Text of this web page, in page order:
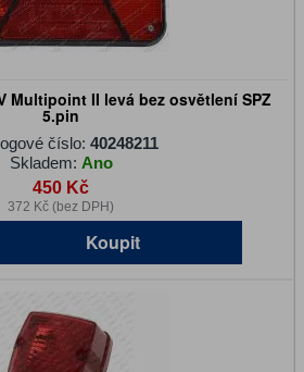
Multipoint II levá bez osvětlení SPZ
5.pin
číslo: 40248211
Skladem: Ano
450 Kč
372 Kč (bez DPH)
Koupit